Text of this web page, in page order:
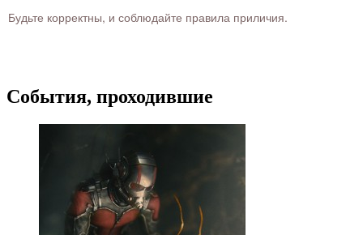
Будьте корректны, и соблюдайте правила приличия.
События, проходившие